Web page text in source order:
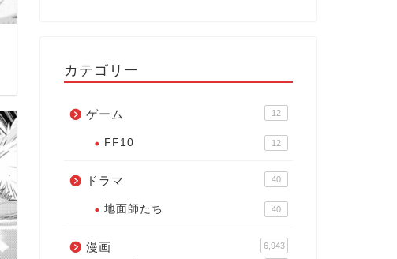
カテゴリー
ゲーム 12
FF10 12
ドラマ 40
地面師たち 40
漫画 6,943